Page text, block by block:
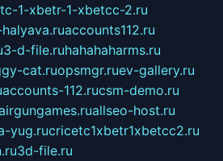
1-xbetr-1-xbetcc-2.ru
accounts112.ru
3-d-file.ruhahahaharms.ru
cat.ruopsmgr.ruev-gallery.ru
accounts-112.rucsm-demo.ru
allseo-host.ru
yug.rucricetc1xbetr1xbetcc2.ru
3d-file.ru